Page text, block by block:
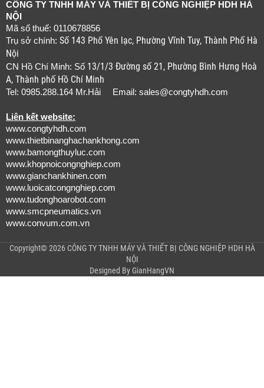
CÔNG TY TNHH MÁY VÀ THIẾT BỊ CÔNG NGHIỆP HDH HÀ
NỘI
Mã số thuế: 0110678856
Trụ sở chính: Số 143 Phố Yên lạc, Phường Vĩnh Tuy, Thành Phố Hà
Nội
CN Hồ Chí Minh: Số 13/1/3 Đường số 21, Phường Bình Hưng Hoà
A, Thành phố Hồ Chí Minh
Tel: 0985.288.164 Mr.Hải Email: sales@congtyhdh.com
Liên kết website:
www.congtyhdh.com
www.thietbinanghachankhong.com
www.bamongthuyluc.com
www.khopnoicongnghiep.com
www.gianchankhinen.com
www.luoicatcongnghiep.com
www.tudonghoarobot.com
www.smcpneumatics.vn
www.convum.com.vn
Copyright© 2026 CÔNG TY TNHH MÁY VÀ THIẾT BỊ CÔNG NGHIỆP HDH HÀ
NỘI
Designed By GianHangVN